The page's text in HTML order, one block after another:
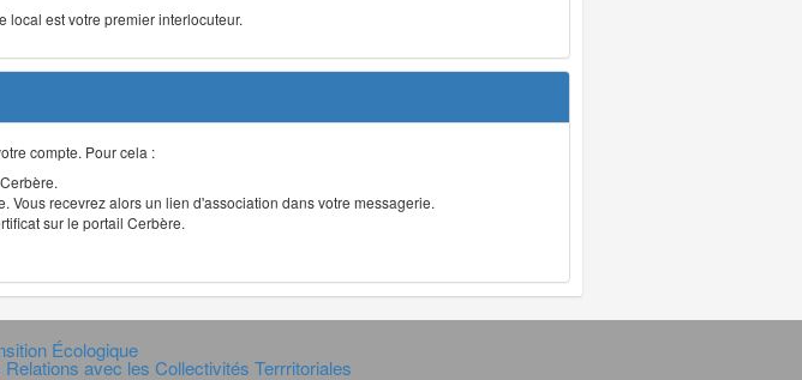
local est votre premier interlocuteur.
compte. Pour cela :
Vous recevrez alors un lien d'association dans votre messagerie.
sur le portail Cerbère.
Écologique
avec les Collectivités Terrritoriales